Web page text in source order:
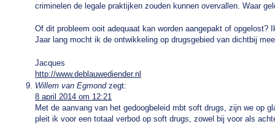
criminelen de legale praktijken zouden kunnen overvallen. Waar
Of dit probleem ooit adequaat kan worden aangepakt of
Jaar lang mocht ik de ontwikkeling op drugsgebied van dichtbij
Jacques
http://www.deblauwediender.nl
Willem van Egmond zegt:
8 april 2014 om 12:21
Met de aanvang van het gedoogbeleid mbt soft drugs, zijn we op
pleit ik voor een totaal verbod op soft drugs, zowel bij voor als